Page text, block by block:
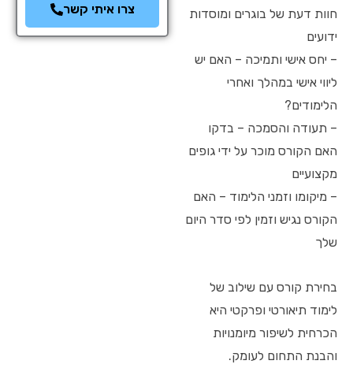
חוות דעת של בוגרים ומוסדות
ידועים
– יחס אישי ותמיכה – האם יש
ליווי אישי במהלך ואחרי
הלימודים?
– תעודה והסמכה – בדקו
האם הקורס מוכר על ידי גופים
מקצועיים
– מיקומו וזמני הלימוד – האם
הקורס נגיש וזמין לפי סדר היום
שלך
בחירת קורס עם שילוב של
לימוד תיאורטי ופרקטי היא
הכרחית לשיפור מיומנויות
והבנת התחום לעומק.
צרו איתי קשר